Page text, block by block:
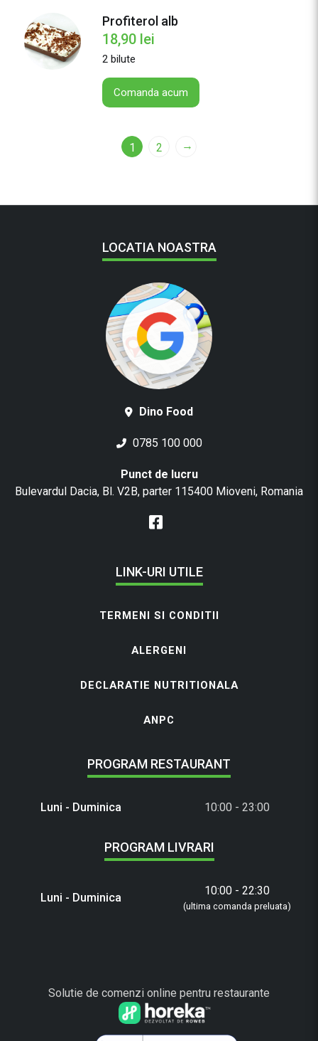
Profiterol alb
18,90 lei
2 bilute
Comanda acum
1 2 →
LOCATIA NOASTRA
Dino Food
0785 100 000
Punct de lucru
Bulevardul Dacia, Bl. V2B, parter 115400 Mioveni, Romania
LINK-URI UTILE
TERMENI SI CONDITII
ALERGENI
DECLARATIE NUTRITIONALA
ANPC
PROGRAM RESTAURANT
Luni - Duminica 10:00 - 23:00
PROGRAM LIVRARI
Luni - Duminica 10:00 - 22:30
(ultima comanda preluata)
Solutie de comenzi online pentru restaurante